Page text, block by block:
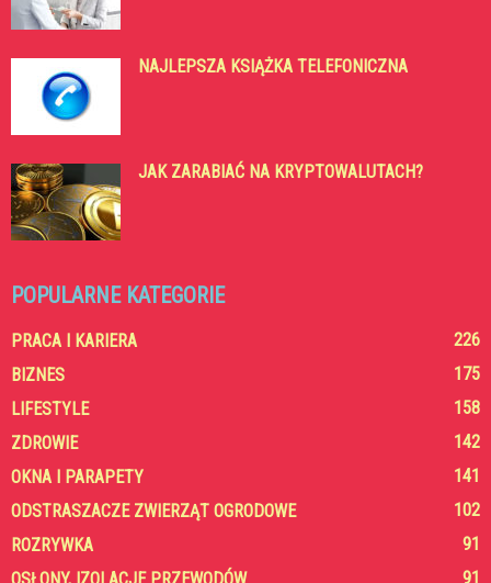
NAJLEPSZA KSIĄŻKA TELEFONICZNA
JAK ZARABIAĆ NA KRYPTOWALUTACH?
POPULARNE KATEGORIE
PRACA I KARIERA
226
BIZNES
175
LIFESTYLE
158
ZDROWIE
142
OKNA I PARAPETY
141
ODSTRASZACZE ZWIERZĄT OGRODOWE
102
ROZRYWKA
91
91